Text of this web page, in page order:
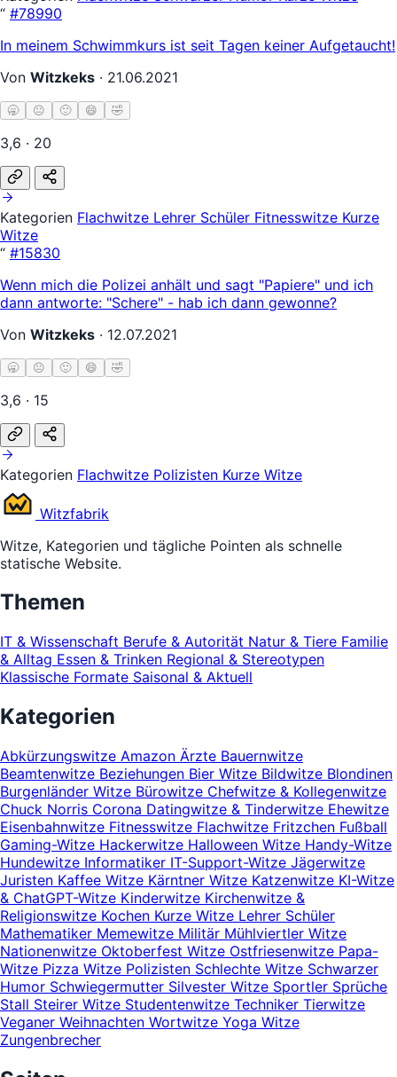
“ #78990
In meinem Schwimmkurs ist seit Tagen keiner Aufgetaucht!
Von Witzkeks · 21.06.2021
🥱 😐 🙂 😄 🤣
3,6 · 20
Kategorien Flachwitze Lehrer Schüler Fitnesswitze Kurze
Witze
“ #15830
Wenn mich die Polizei anhält und sagt "Papiere" und ich
dann antworte: "Schere" - hab ich dann gewonne?
Von Witzkeks · 12.07.2021
🥱 😐 🙂 😄 🤣
3,6 · 15
Kategorien Flachwitze Polizisten Kurze Witze
Witzfabrik
Witze, Kategorien und tägliche Pointen als schnelle
statische Website.
Themen
IT & Wissenschaft Berufe & Autorität Natur & Tiere Familie
& Alltag Essen & Trinken Regional & Stereotypen
Klassische Formate Saisonal & Aktuell
Kategorien
Abkürzungswitze Amazon Ärzte Bauernwitze
Beamtenwitze Beziehungen Bier Witze Bildwitze Blondinen
Burgenländer Witze Bürowitze Chefwitze & Kollegenwitze
Chuck Norris Corona Datingwitze & Tinderwitze Ehewitze
Eisenbahnwitze Fitnesswitze Flachwitze Fritzchen Fußball
Gaming-Witze Hackerwitze Halloween Witze Handy-Witze
Hundewitze Informatiker IT-Support-Witze Jägerwitze
Juristen Kaffee Witze Kärntner Witze Katzenwitze KI-Witze
& ChatGPT-Witze Kinderwitze Kirchenwitze &
Religionswitze Kochen Kurze Witze Lehrer Schüler
Mathematiker Memewitze Militär Mühlviertler Witze
Nationenwitze Oktoberfest Witze Ostfriesenwitze Papa-
Witze Pizza Witze Polizisten Schlechte Witze Schwarzer
Humor Schwiegermutter Silvester Witze Sportler Sprüche
Stall Steirer Witze Studentenwitze Techniker Tierwitze
Veganer Weihnachten Wortwitze Yoga Witze
Zungenbrecher